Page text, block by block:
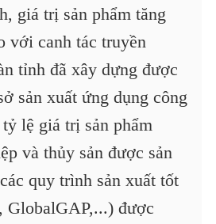
giá trị sản phẩm tăng
với canh tác truyền
tỉnh đã xây dựng được
sản xuất ứng dụng công
lệ giá trị sản phẩm
và thủy sản được sản
quy trình sản xuất tốt
GlobalGAP,...) được